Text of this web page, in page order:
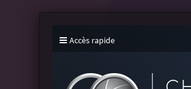
Accès rapide